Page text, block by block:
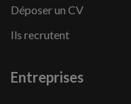
Déposer un CV
Ils recrutent
Entreprises